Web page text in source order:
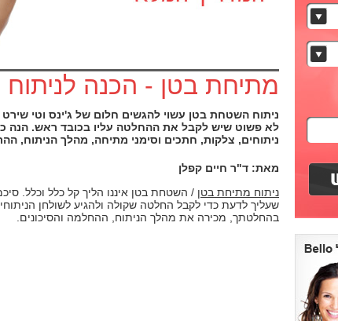
מתיחת בטן - הכנה לניתוח
ניתוח השטחת בטן עשוי להגשים חלום של ג'ינס וטי
לא פשוט שיש לקבל את ההחלטה עליו בכובד ראש. הנה
ניתוחים, צלקות, חתכים וסימני מתיחה, מהלך הניתוח,
מאת: ד"ר חיים קפלן
ניתוח מתיחת בטן / השטחת בטן איננו הליך קל כלל וכלל.
שעליך לדעת כדי לקבל החלטה שקולה ולהגיע לשולחן
בהחלטתך, מכירה את מהלך הניתוח, ההחלמה והסיכונים.